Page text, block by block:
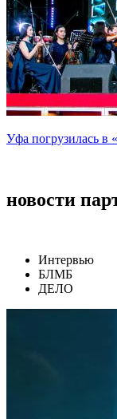
Уфа погрузилась
новости
Интервью
БЛМБ
ДЕЛО